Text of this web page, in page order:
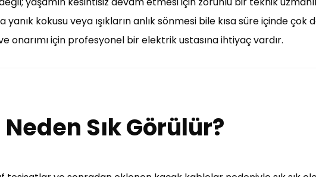
kokusu veya ışıkların anlık sönmesi bile kısa süre içinde
onarımı için profesyonel bir elektrik ustasına ihtiyaç vardır.
Sık Görülür?